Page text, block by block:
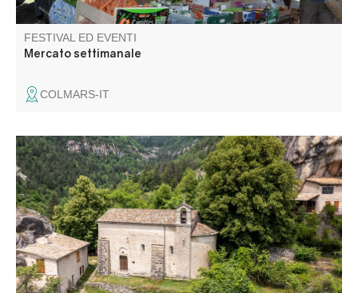
FESTIVAL ED EVENTI
Mercato settimanale
COLMARS-IT
Ouverture au public de cette magnifique chapelle du
12ème siècle !